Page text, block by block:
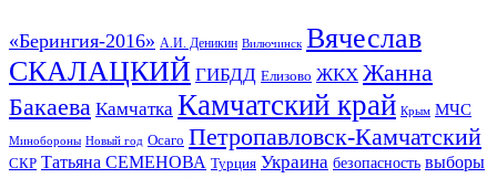
«Берингия-2016» А.И. Деникин Вилючинск Вячеслав
СКАЛАЦКИЙ ГИБДД Елизово ЖКХ Жанна
Бакаева Камчатка Камчатский край Крым МЧС
Минобороны Новый год Осаго Петропавловск-Камчатский
СКР Татьяна СЕМЕНОВА Турция Украина безопасность выборы